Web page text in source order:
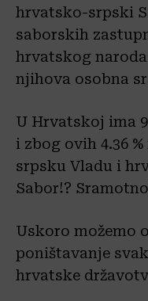
hrvatsko-srpski
saborskih
hrvatskog
njihova osobna
U Hrvatskoj ima
i zbog ovih 4.36
srpsku Vladu i
Sabor!?
Uskoro možemo
poništavanje
hrvatske